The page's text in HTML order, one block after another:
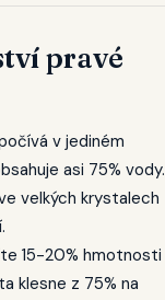
pravé
v jediném
asi 75% vody.
velkých krystalech
15-20% hmotnosti
klesne z 75% na